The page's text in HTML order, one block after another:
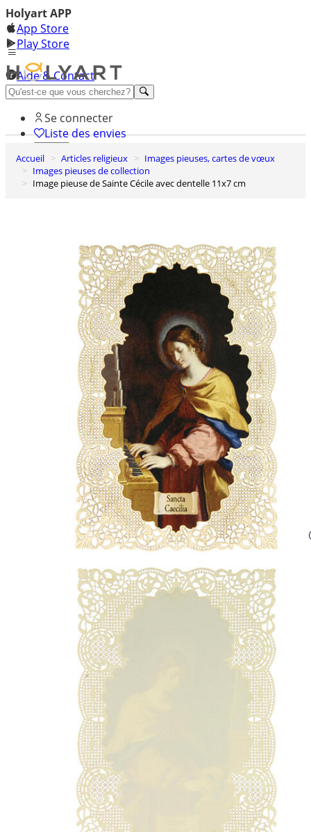
Holyart APP
App Store
Play Store
Aide & Contact
Découvrez Premium
Se connecter
Liste des envies
0
Panier
Accueil Articles religieux
Images pieuses, cartes de vœux
Images pieuses de collection
Image pieuse de Sainte Cécile avec dentelle 11x7 cm